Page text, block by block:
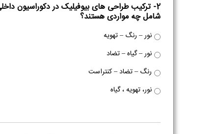
2- ترکیب طراحی های بیوفیلیک در دکوراسیون
شامل چه مواردی هستند؟
نور – رنگ – تهویه
نور – گیاه – تضاد
رنگ – تضاد – کنتراست
نور، تهویه ، گیاه